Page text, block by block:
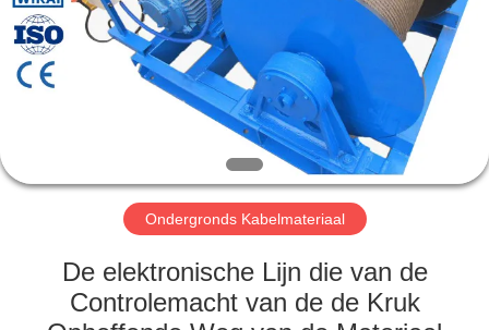
PRODUCTEN
OVER
FABRIEKSTOCHT
KWALITEITSCONTROLE
Ondergronds Kabelmateriaal
De elektronische Lijn die van de
Controlemacht van de de Kruk